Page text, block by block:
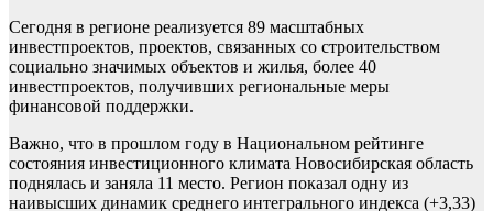
Сегодня в регионе реализуется 89 масштабных
инвестпроектов, проектов, связанных со строительством
социально значимых объектов и жилья, более 40
инвестпроектов, получивших региональные меры
финансовой поддержки.
Важно, что в прошлом году в Национальном рейтинге
состояния инвестиционного климата Новосибирская область
поднялась и заняла 11 место. Регион показал одну из
наивысших динамик среднего интегрального индекса (+3,33)